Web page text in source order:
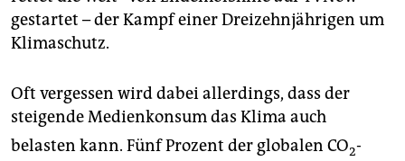
gestartet – der Kampf einer Dreizehnjährigen um
Klimaschutz.
Oft vergessen wird dabei allerdings, dass der
steigende Medienkonsum das Klima auch
belasten kann. Fünf Prozent der globalen ­CO2-